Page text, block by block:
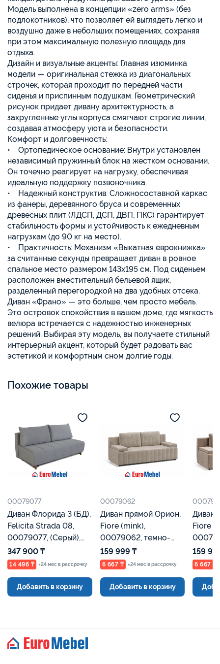
Модель выполнена в концепции «zero arms» (без
подлокотников), что позволяет ей выглядеть легко и
воздушно даже в небольших помещениях, сохраняя
при этом максимальную полезную площадь для
отдыха.
Дизайн и визуальные акценты: Главная изюминка
модели — оригинальная стежка из диагональных
строчек, которая проходит по передней части
сиденья и приспинным подушкам. Геометрический
рисунок придает дивану архитектурность, а
закругленные углы корпуса смягчают строгие линии,
создавая атмосферу уюта и безопасности.
Комфорт и долговечность:
• Ортопедическое основание: Внутри установлен
независимый пружинный блок на жестком основании.
Он точечно реагирует на нагрузку, обеспечивая
идеальную поддержку позвоночника.
• Надежный конструктив: Сложносоставной каркас
из фанеры, деревянного бруса и современных
древесных плит (ЛДСП, ДСП, ДВП, ПКС) гарантирует
стабильность формы и устойчивость к ежедневным
нагрузкам (до 90 кг на место).
• Практичность: Механизм «Выкатная еврокнижка»
за считанные секунды превращает диван в ровное
спальное место размером 143х195 см. Под сиденьем
расположен вместительный бельевой ящик,
разделенный перегородкой на два удобных отсека.
Диван «Франо» — это больше, чем просто мебель.
Это островок спокойствия в вашем доме, где мягкость
велюра встречается с надежностью инженерных
решений. Выбирая эту модель, вы получаете стильный
интерьерный акцент, который будет радовать вас
эстетикой и комфортным сном долгие годы.
Похожие товары
00079077
Диван Флорида 3 (БД),
Felicita Strada 08,
00079077, (Серый),
Евромебель
347 900 ₸
14 496 ₸ ×24 мес в рассрочку
Добавить в корзину
00079062
Диван прямой Орион,
Fiore (mink),
00079062, темно-
бежевый, Евромебель
159 999 ₸
6 667 ₸ ×24 мес в рассрочку
Добавить в корзину
Диван
Fiore
159
6 667 ₸